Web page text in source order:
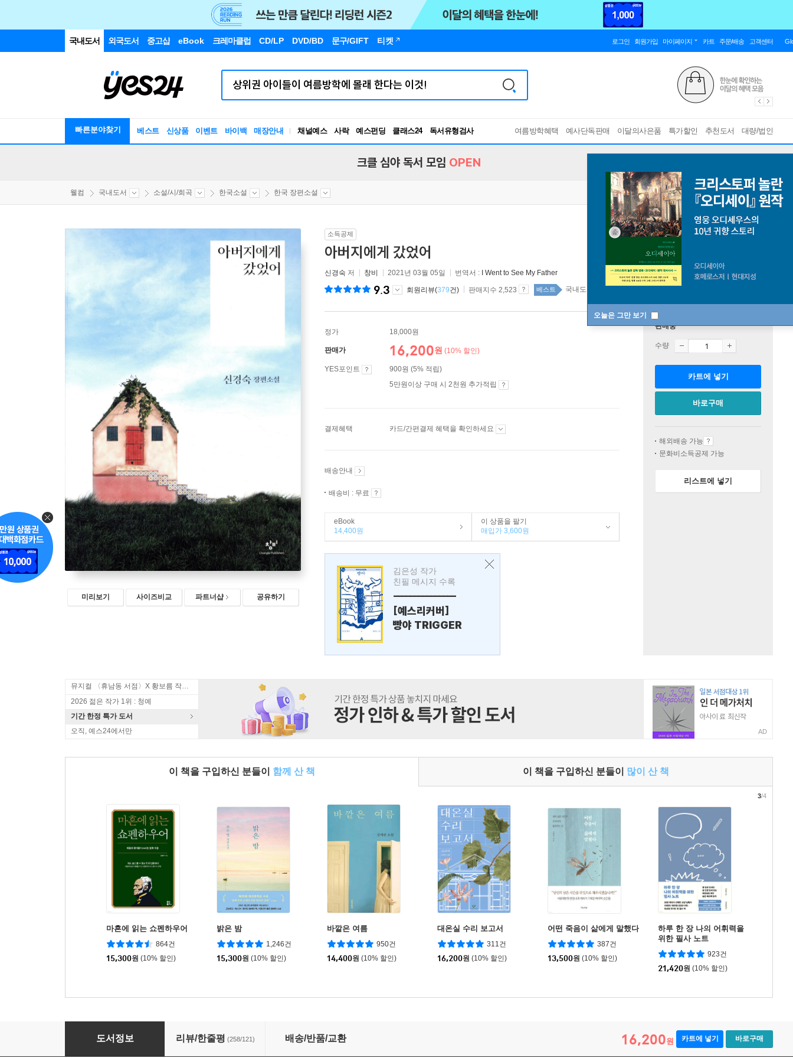
국내도서 외국도서 중고샵 eBook 크레마클럽 CD/LP DVD/BD 문구/GIFT 티켓 로그인 회원가입 마이페이지 카트 주문/배송 고객센터
빠른분야찾기 베스트 신상품 이벤트 바이백 매장안내 채널예스 사락 예스펀딩 클래스24
독서유형검사
RBTI Lab
여름방학혜택 예사단독판매 이달의사은품 특가할인 추천도서 대량/법인
오늘은 그만 보기
크클 심야 독서 모임 OPEN
웰컴 국내도서 소설/시/희곡 한국소설 한국 장편소설
미리보기 사이즈비교 파트너샵 공유하기
소득공제
아버지에게 갔었어
신경숙 저 창비 2021년 03월 05일 번역서 : I Went to See My Father
9.3 회원리뷰(379건) 판매지수 2,523 베스트 국내도서 top100 5주
정가 18,000원
판매가 16,200원 (10% 할인)
YES포인트
900원 (5% 적립)
5만원이상 구매 시 2천원 추가적립
결제혜택 카드/간편결제 혜택을 확인하세요
배송안내
배송비 : 무료
eBook
14,400원
이 상품을 팔기
매입가 3,600원
김은성 작가
친필 메시지 수록
---------------
[예스리커버]
빵야 TRIGGER
판매중
수량
카트에 넣기
바로구매
해외배송 가능
문화비소득공제 가능
리스트에 넣기
뮤지컬 〈휴남동 서점〉X 황보름 작가 북토크
2026 젊은 작가 1위 : 청예
기간 한정 특가 도서
오직, 예스24에서만
AD
이 책을 구입하신 분들이 함께 산 책 이 책을 구입하신 분들이 많이 산 책
마흔에 읽는 쇼펜하우어
864건
15,300원 (10% 할인)
밝은 밤
1,246건
15,300원 (10% 할인)
바깥은 여름
950건
14,400원 (10% 할인)
대온실 수리 보고서
311건
16,200원 (10% 할인)
어떤 죽음이 삶에게 말했다
387건
13,500원 (10% 할인)
하루 한 장 나의 어휘력을
위한 필사 노트
923건
21,420원 (10% 할인)
3/4
아버지에게 갔었어
도서정보 리뷰/한줄평 (258/121) 배송/반품/교환 16,200원 카트에 넣기 바로구매